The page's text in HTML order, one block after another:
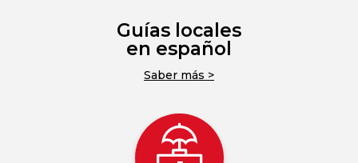
Guías locales
en español
Saber más >